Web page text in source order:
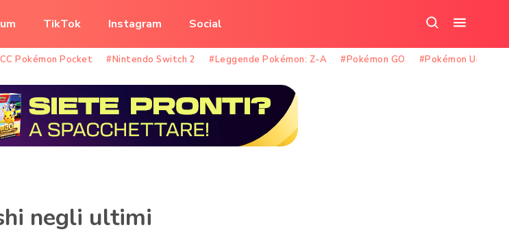
TikTok Instagram Social
nel
sito
il
menu
Pokémon Pocket #Nintendo Switch 2 #Leggende Pokémon: Z-A #Pokémon GO #Pokémon Unite
negli ultimi